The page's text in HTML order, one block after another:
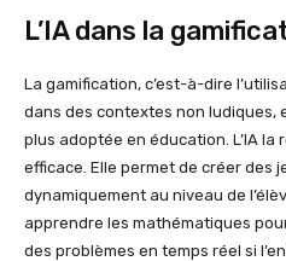
L’IA dans la
La gamification, c’est-à-dire
dans des contextes non ludiques,
plus adoptée en éducation. L’IA
efficace. Elle permet de créer des
dynamiquement au niveau de
apprendre les mathématiques
des problèmes en temps réel si